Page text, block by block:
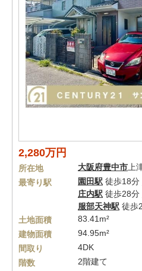
2,280万円
所在地 大阪府豊中市 上
最寄り駅
園田駅 徒歩18分
庄内駅 徒歩28分
服部天神駅 徒歩
土地面積
83.41m²
建物面積
94.95m²
間取り
4DK
階数
2階建て